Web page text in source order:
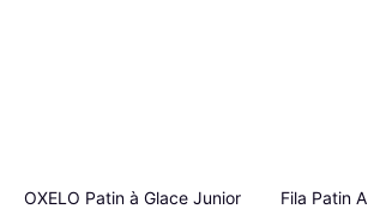
OXELO Patin à Glace Junior
Fila Patin